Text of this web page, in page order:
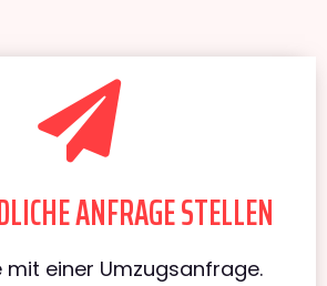
ANFRAGE STELLEN
mit einer Umzugsanfrage.